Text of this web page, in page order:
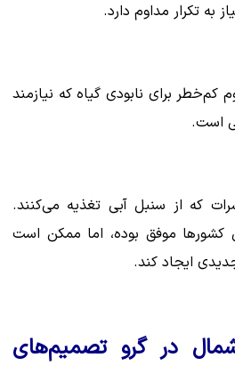
به تکرار مداوم دارد.
کم‌خطر برای نابودی گیاه که نیازمند
است.
که از سنبل آبی تغذیه می‌کنند.
موفق بوده، اما ممکن است
ایجاد کند.
در گرو تصمیم‌های